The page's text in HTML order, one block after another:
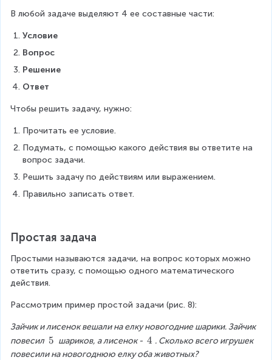
В любой задаче выделяют 4 ее составные части:
Условие
Вопрос
Решение
Ответ
Чтобы решить задачу, нужно:
Прочитать ее условие.
Подумать, с помощью какого действия вы ответите на
вопрос задачи.
Решить задачу по действиям или выражением.
Правильно записать ответ.
Простая задача
Простыми называются задачи, на вопрос которых можно
ответить сразу, с помощью одного математического
действия.
Рассмотрим пример простой задачи (рис. 8):
Зайчик и лисенок вешали на елку новогодние шарики. Зайчик
повесил \
\
5 шариков, а лисенок - \
\
4 . Сколько всего игрушек
повесили на новогоднюю елку оба животных?